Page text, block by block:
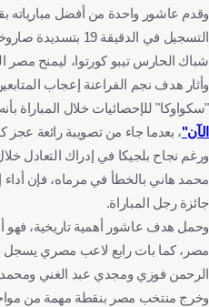
وقدم عاشور واحدة من أفضل مبارياته
التسجيل في الدقيقة
شباك الحارس تيبو كورتوا، ليمنح مصر
وأثار هدف نجم الفراعنة إعجاب
"سكواوكا" للإحصائيات خلال المباراة
الآن"، بعدما جاء من تصويبة رائعة عجز
ورغم نجاح بلجيكا في إدراك التعادل
محمد هاني بالخطأ في مرماه، فإن
جائزة رجل المباراة.
وحمل هدف عاشور أهمية تاريخية، فهو
مصر، كما بات رابع لاعب مصري يسجل
الرحمن فوزي ومجدي عبد الغني
وخرج منتخب مصر بنقطة مهمة من